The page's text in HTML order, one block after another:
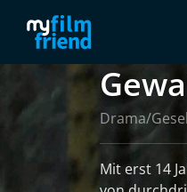
Drama/
Mit erst 14